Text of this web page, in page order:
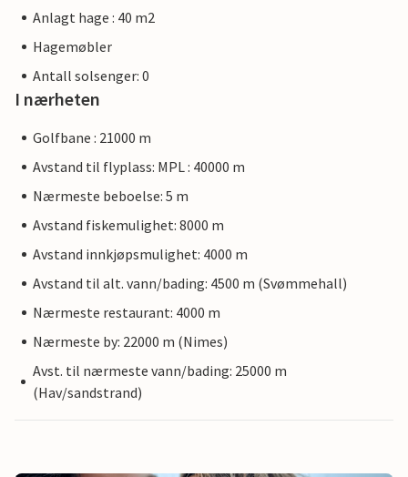
Anlagt hage : 40 m2
Hagemøbler
Antall solsenger: 0
I nærheten
Golfbane : 21000 m
Avstand til flyplass: MPL : 40000 m
Nærmeste beboelse: 5 m
Avstand fiskemulighet: 8000 m
Avstand innkjøpsmulighet: 4000 m
Avstand til alt. vann/bading: 4500 m (Svømmehall)
Nærmeste restaurant: 4000 m
Nærmeste by: 22000 m (Nimes)
Avst. til nærmeste vann/bading: 25000 m
(Hav/sandstrand)